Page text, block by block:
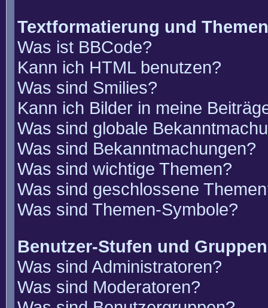
Textformatierung und
Was ist BBCode?
Kann ich HTML benutzen?
Was sind Smilies?
Kann ich Bilder in meine
Was sind globale
Was sind Bekanntmachungen?
Was sind wichtige Themen?
Was sind geschlossene
Was sind Themen-Symbole?
Benutzer-Stufen und Gruppen
Was sind Administratoren?
Was sind Moderatoren?